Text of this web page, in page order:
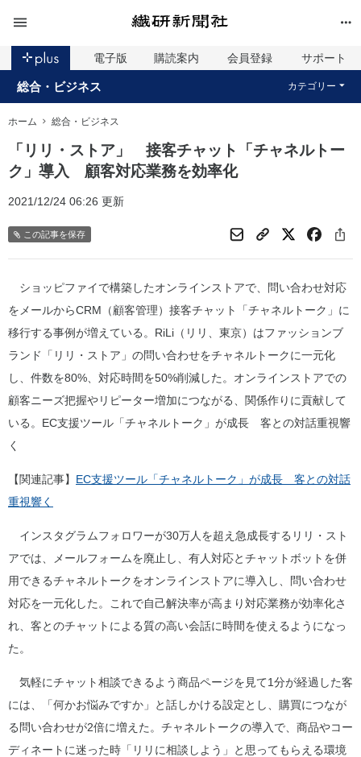
電子版 購読案内 会員登録 サポート
総合・ビジネス カテゴリー
ホーム 総合・ビジネス
「リリ・ストア」 接客チャット「チャネルトー
ク」導入 顧客対応業務を効率化
2021/12/24 06:26 更新
この記事を保存
ショッピファイで構築したオンラインストアで、問い合わせ対応
をメールからCRM（顧客管理）接客チャット「チャネルトーク」に
移行する事例が増えている。RiLi（リリ、東京）はファッションブ
ランド「リリ・ストア」の問い合わせをチャネルトークに一元化
し、件数を80%、対応時間を50%削減した。オンラインストアでの
顧客ニーズ把握やリピーター増加につながる、関係作りに貢献して
いる。EC支援ツール「チャネルトーク」が成長 客との対話重視響
く
【関連記事】 EC支援ツール「チャネルトーク」が成長 客との対話
重視響く
インスタグラムフォロワーが30万人を超え急成長するリリ・スト
アでは、メールフォームを廃止し、有人対応とチャットボットを併
用できるチャネルトークをオンラインストアに導入し、問い合わせ
対応を一元化した。これで自己解決率が高まり対応業務が効率化さ
れ、客とのチャットによる質の高い会話に時間を使えるようになっ
た。
気軽にチャット相談できるよう商品ページを見て1分が経過した客
には、「何かお悩みですか」と話しかける設定とし、購買につなが
る問い合わせが2倍に増えた。チャネルトークの導入で、商品やコー
ディネートに迷った時「リリに相談しよう」と思ってもらえる環境